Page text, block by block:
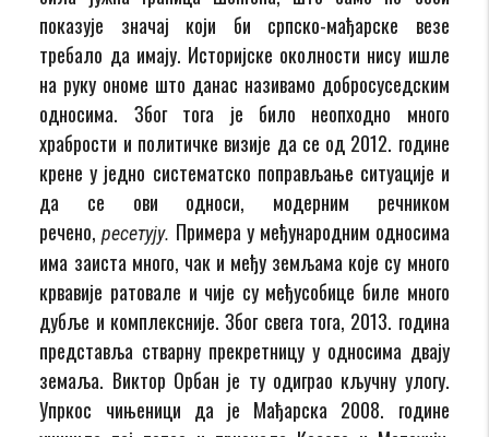
показује значај који би српско-мађарске везе
требало да имају. Историјске околности нису ишле
на руку ономе што данас називамо добросуседским
односима. Због тога је било неопходно много
храбрости и политичке визије да се од 2012. године
крене у једно систематско поправљање ситуације и
да се ови односи, модерним речником
речено,ресетују. Примера у међународним односима
има заиста много, чак и међу земљама које су много
крвавије ратовале и чије су међусобице биле много
дубље и комплексније. Због свега тога, 2013. година
представља стварну прекретницу у односима двају
земаља. Виктор Орбан је ту одиграо кључну улогу.
Упркос чињеници да је Мађарска 2008. године